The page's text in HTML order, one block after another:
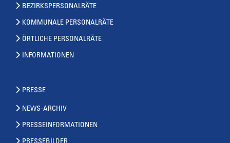
BEZIRKSPERSONALRÄTE
KOMMUNALE PERSONALRÄTE
ÖRTLICHE PERSONALRÄTE
INFORMATIONEN
PRESSE
NEWS-ARCHIV
PRESSEINFORMATIONEN